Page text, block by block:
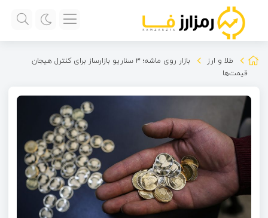
طلا و ارز
بازار روی ماشه؛ ۳ سناریو بازارساز برای کنترل هیجان
قیمت‌ها